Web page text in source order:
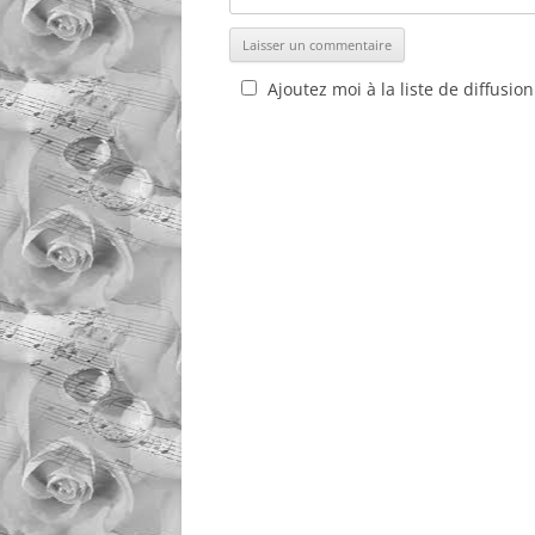
Ajoutez moi à la liste de diffusion